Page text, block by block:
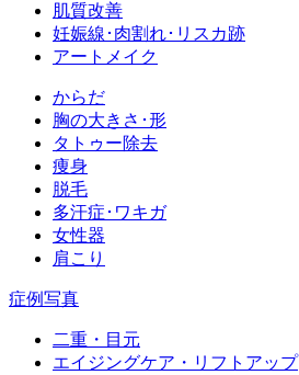
肌質改善
妊娠線･肉割れ･リスカ跡
アートメイク
からだ
胸の大きさ･形
タトゥー除去
痩身
脱毛
多汗症･ワキガ
女性器
肩こり
症例写真
二重・目元
エイジングケア・リフトアップ